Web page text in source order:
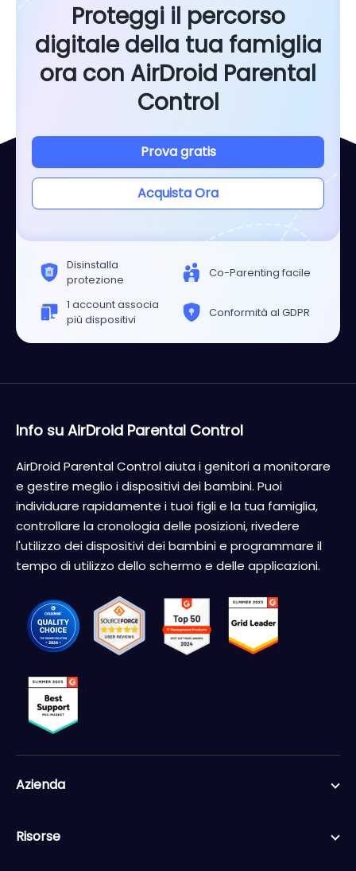
Proteggi il percorso
digitale della tua famiglia
ora con AirDroid Parental
Control
Prova gratis
Acquista Ora
Disinstalla
protezione
Co-Parenting facile
1 account associa
più dispositivi
Conformità al GDPR
Info su AirDroid Parental Control
AirDroid Parental Control aiuta i genitori a monitorare
e gestire meglio i dispositivi dei bambini. Puoi
individuare rapidamente i tuoi figli e la tua famiglia,
controllare la cronologia delle posizioni, rivedere
l'utilizzo dei dispositivi dei bambini e programmare il
tempo di utilizzo dello schermo e delle applicazioni.
Azienda
Risorse